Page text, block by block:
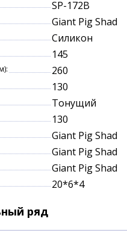
SP-172B
Giant Pig Shad
Силикон
145
260
130
Тонущий
130
Giant Pig Shad
Giant Pig Shad
Giant Pig Shad
20*6*4
ряд